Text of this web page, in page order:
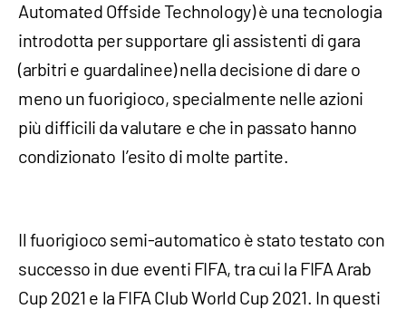
Automated Offside Technology) è una tecnologia
introdotta per supportare gli assistenti di gara
(arbitri e guardalinee) nella decisione di dare o
meno un fuorigioco, specialmente nelle azioni
più difficili da valutare e che in passato hanno
condizionato l’esito di molte partite.
Il fuorigioco semi-automatico è stato testato con
successo in due eventi FIFA, tra cui la FIFA Arab
Cup 2021 e la FIFA Club World Cup 2021. In questi